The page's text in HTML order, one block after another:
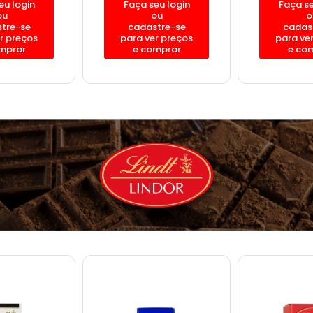
login
se
preços
Faça seu login
ou
cadastre-se
para ver preços
e comprar
Faça
para
e